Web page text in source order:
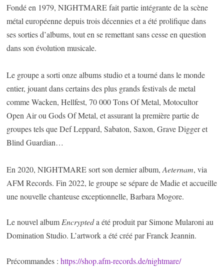
Fondé en 1979, NIGHTMARE fait partie intégrante de la scène
métal européenne depuis trois décennies et a été prolifique dans
ses sorties d’albums, tout en se remettant sans cesse en question
dans son évolution musicale.
Le groupe a sorti onze albums studio et a tourné dans le monde
entier, jouant dans certains des plus grands festivals de metal
comme Wacken, Hellfest, 70 000 Tons Of Metal, Motocultor
Open Air ou Gods Of Metal, et assurant la première partie de
groupes tels que Def Leppard, Sabaton, Saxon, Grave Digger et
Blind Guardian…
En 2020, NIGHTMARE sort son dernier album,Aeternam, via
AFM Records. Fin 2022, le groupe se sépare de Madie et accueille
une nouvelle chanteuse exceptionnelle, Barbara Mogore.
Le nouvel album Encrypteda été produit par Simone Mularoni au
Domination Studio. L’artwork a été créé par Franck Jeannin.
Précommandes :https://shop.afm-records.de/nightmare/